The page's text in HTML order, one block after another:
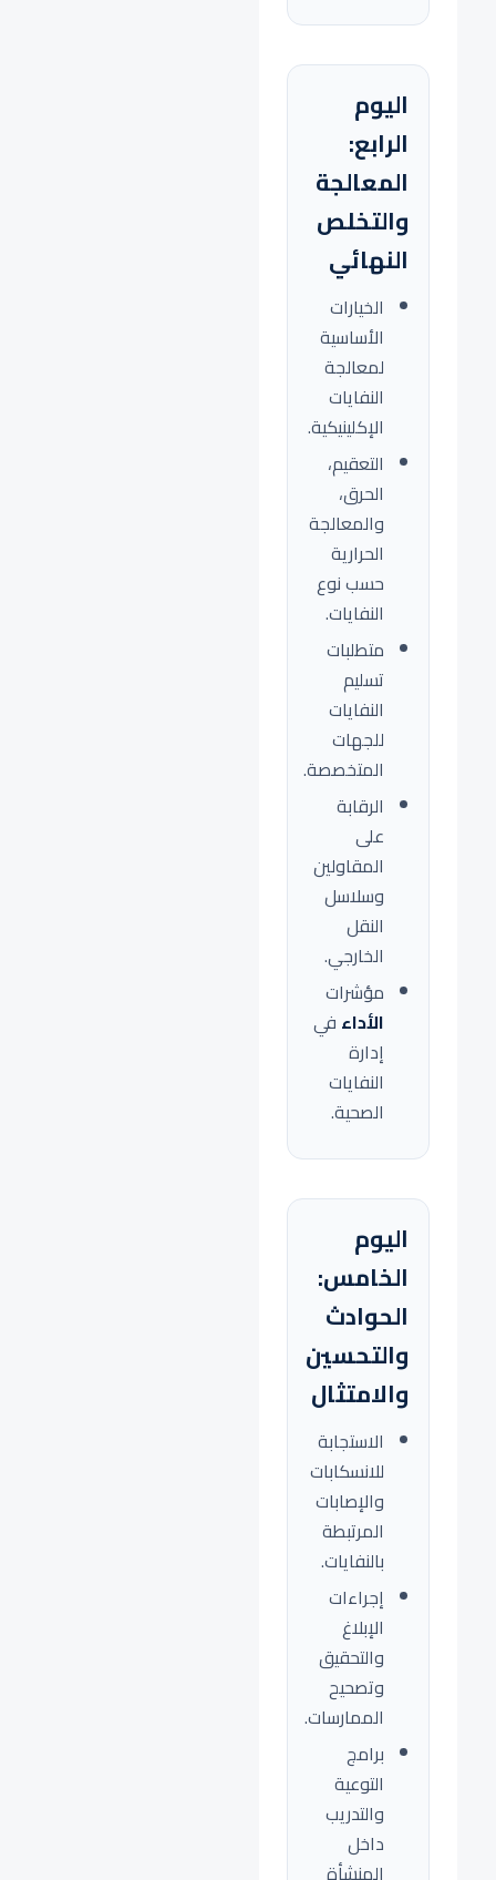
اليوم
الرابع:
المعالجة
والتخلص
النهائي
الخيارات
الأساسية
لمعالجة
النفايات
الإكلينيكية.
التعقيم،
الحرق،
والمعالجة
الحرارية
حسب نوع
النفايات.
متطلبات
تسليم
النفايات
للجهات
المتخصصة.
الرقابة
على
المقاولين
وسلاسل
النقل
الخارجي.
مؤشرات
الأداء في
إدارة
النفايات
الصحية.
اليوم
الخامس:
الحوادث
والتحسين
والامتثال
الاستجابة
للانسكابات
والإصابات
المرتبطة
بالنفايات.
إجراءات
الإبلاغ
والتحقيق
وتصحيح
الممارسات.
برامج
التوعية
والتدريب
داخل
المنشأة